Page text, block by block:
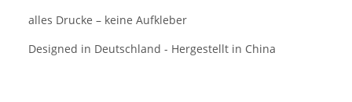
alles Drucke – keine Aufkleber
Designed in Deutschland - Hergestellt in China